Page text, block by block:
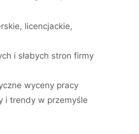
licencjackie,
i słabych stron firmy
wyceny pracy
i trendy w przemyśle